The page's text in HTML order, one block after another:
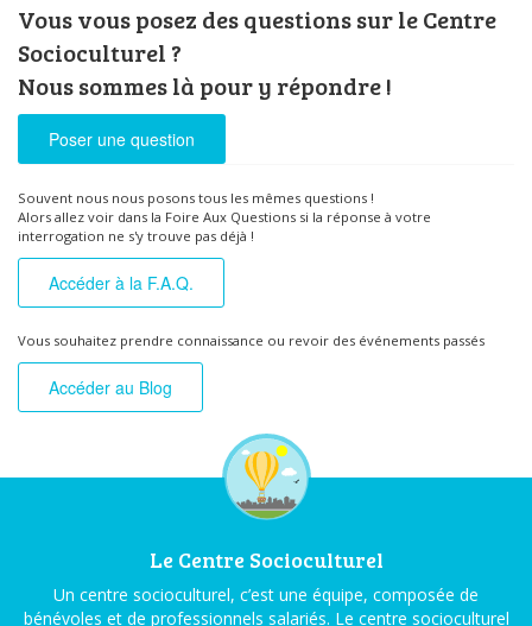
Vous vous posez des questions sur le Centre
Socioculturel ?
Nous sommes là pour y répondre !
Poser une question
Souvent nous nous posons tous les mêmes questions !
Alors allez voir dans la Foire Aux Questions si la réponse à votre
interrogation ne s'y trouve pas déjà !
Accéder à la F.A.Q.
Vous souhaitez prendre connaissance ou revoir des événements passés
Accéder au Blog
Le Centre Socioculturel
Un centre socioculturel, c’est une équipe, composée de
bénévoles et de professionnels salariés. Le centre socioculturel